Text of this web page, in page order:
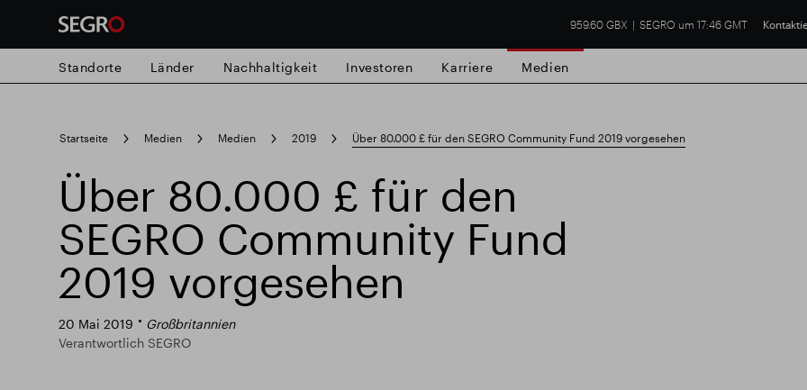
959.60 GBX SEGRO um 17:46 GMT
search
for
Popular search
Verantwortlich SEGRO Slough Handelsgut Finanzielle Ergebnisse
Standorte Länder Nachhaltigkeit Investoren Karriere Medien
Startseite Medien Medien 2019 Über 80.000 £ für den SEGRO Community Fund 2019 vorgesehen
Über 80.000 £ für den
SEGRO Community Fund
2019 vorgesehen
20 Mai 2019
Großbritannien
Verantwortlich SEGRO